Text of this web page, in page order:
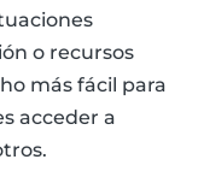
o recursos
más fácil para
acceder a